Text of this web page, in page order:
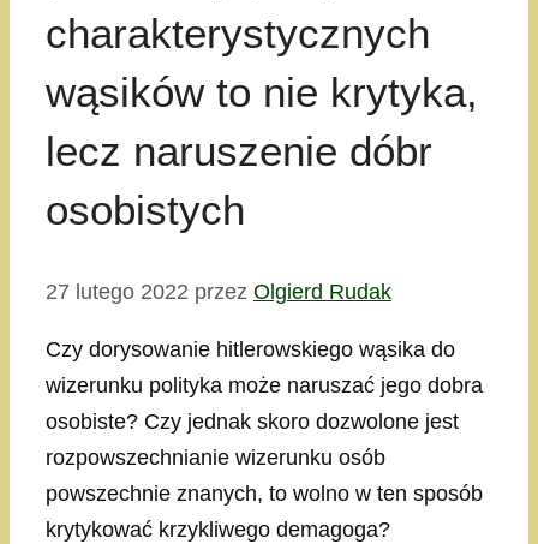
charakterystycznych
wąsików to nie krytyka,
lecz naruszenie dóbr
osobistych
27 lutego 2022 przez Olgierd Rudak
Czy dorysowanie hitlerowskiego wąsika do
wizerunku polityka może naruszać jego dobra
osobiste? Czy jednak skoro dozwolone jest
rozpowszechnianie wizerunku osób
powszechnie znanych, to wolno w ten sposób
krytykować krzykliwego demagoga?